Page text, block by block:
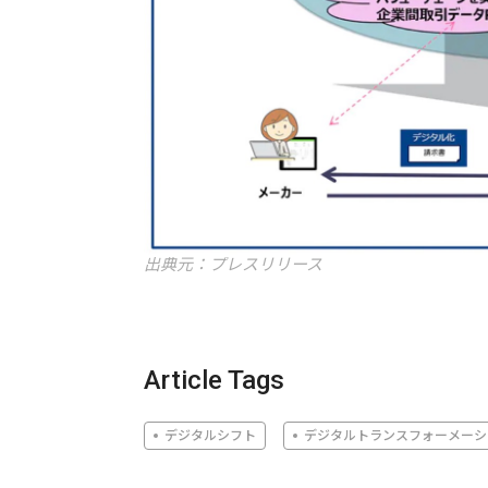
出典元：プレスリリース
Article Tags
デジタルシフト デジタルトランスフォーメー